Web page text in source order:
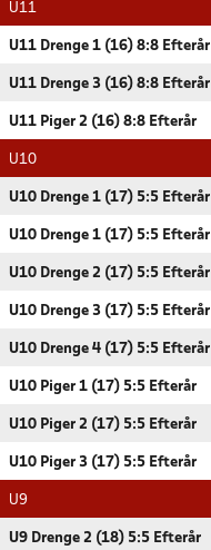
U11
U11 Drenge 1 (16) 8:8 Efterår
U11 Drenge 3 (16) 8:8 Efterår
U11 Piger 2 (16) 8:8 Efterår
U10
U10 Drenge 1 (17) 5:5 Efterår
U10 Drenge 1 (17) 5:5 Efterår
U10 Drenge 2 (17) 5:5 Efterår
U10 Drenge 3 (17) 5:5 Efterår
U10 Drenge 4 (17) 5:5 Efterår
U10 Piger 1 (17) 5:5 Efterår
U10 Piger 2 (17) 5:5 Efterår
U10 Piger 3 (17) 5:5 Efterår
U9
U9 Drenge 2 (18) 5:5 Efterår